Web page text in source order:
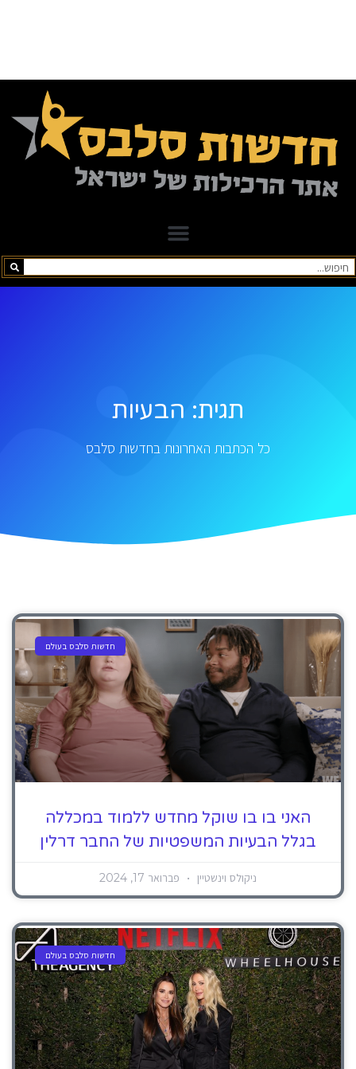
תגית: הבעיות
כל הכתבות האחרונות בחדשות סלבס
חדשות סלבס בעולם
האני בו בו שוקל מחדש ללמוד במכללה
בגלל הבעיות המשפטיות של החבר דרלין
ניקולס וינשטיין פברואר 17, 2024
חדשות סלבס בעולם